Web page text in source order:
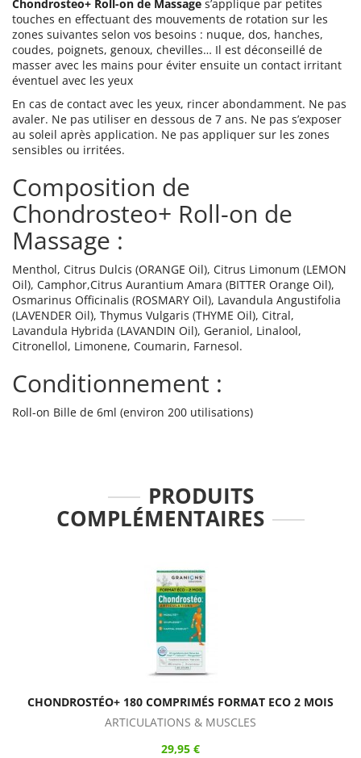
Chondrosteo+ Roll-on de Massage s’applique par petites
touches en effectuant des mouvements de rotation sur les
zones suivantes selon vos besoins : nuque, dos, hanches,
coudes, poignets, genoux, chevilles… Il est déconseillé de
masser avec les mains pour éviter ensuite un contact irritant
éventuel avec les yeux
En cas de contact avec les yeux, rincer abondamment. Ne pas
avaler. Ne pas utiliser en dessous de 7 ans. Ne pas s’exposer
au soleil après application. Ne pas appliquer sur les zones
sensibles ou irritées.
Composition de
Chondrosteo+ Roll-on de
Massage :
Menthol, Citrus Dulcis (ORANGE Oil), Citrus Limonum (LEMON
Oil), Camphor,Citrus Aurantium Amara (BITTER Orange Oil),
Osmarinus Officinalis (ROSMARY Oil), Lavandula Angustifolia
(LAVENDER Oil), Thymus Vulgaris (THYME Oil), Citral,
Lavandula Hybrida (LAVANDIN Oil), Geraniol, Linalool,
Citronellol, Limonene, Coumarin, Farnesol.
Conditionnement :
Roll-on Bille de 6ml (environ 200 utilisations)
PRODUITS
COMPLÉMENTAIRES
CHONDROSTÉO+ 180 COMPRIMÉS FORMAT ECO 2 MOIS
ARTICULATIONS & MUSCLES
29,95 €